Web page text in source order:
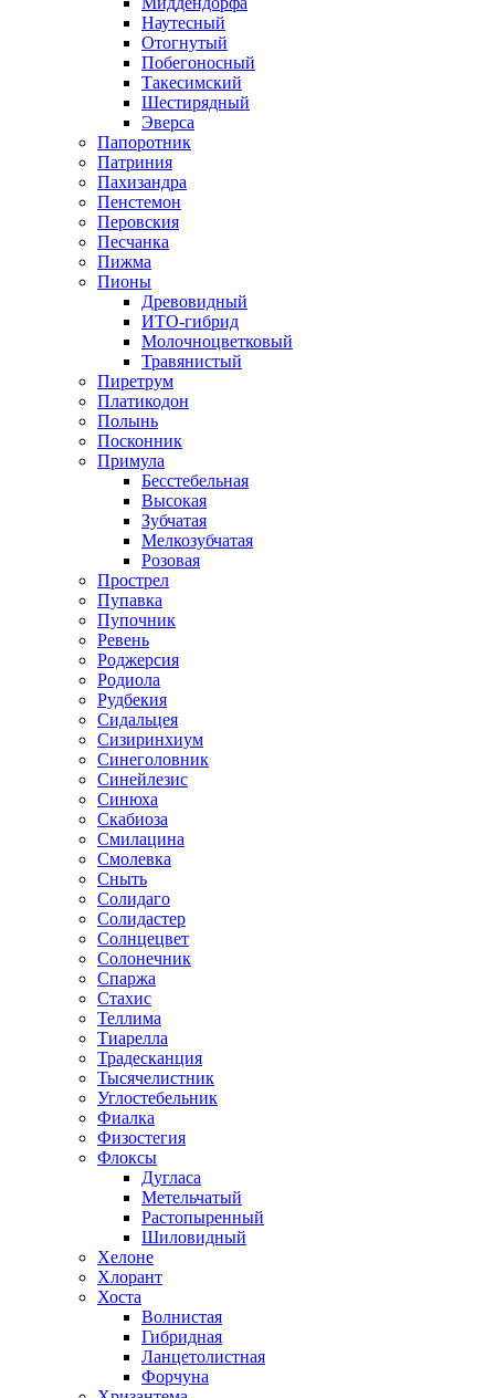
Наутесный
Отогнутый
Побегоносный
Такесимский
Шестирядный
Эверса
Папоротник
Патриния
Пахизандра
Пенстемон
Перовския
Песчанка
Пижма
Пионы
Древовидный
ИТО-гибрид
Молочноцветковый
Травянистый
Пиретрум
Платикодон
Полынь
Посконник
Примула
Бесстебельная
Высокая
Зубчатая
Мелкозубчатая
Розовая
Прострел
Пупавка
Пупочник
Ревень
Роджерсия
Родиола
Рудбекия
Сидальцея
Сизиринхиум
Синеголовник
Синейлезис
Синюха
Скабиоза
Смилацина
Смолевка
Сныть
Солидаго
Солидастер
Солнцецвет
Солонечник
Спаржа
Стахис
Теллима
Тиарелла
Традесканция
Тысячелистник
Углостебельник
Фиалка
Физостегия
Флоксы
Дугласа
Метельчатый
Растопыренный
Шиловидный
Хелоне
Хлорант
Хоста
Волнистая
Гибридная
Ланцетолистная
Форчуна